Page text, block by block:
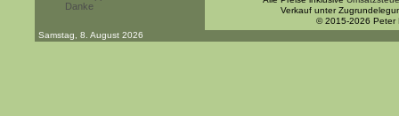
Danke
Verkauf unter
© 2015-2026 Peter
Samstag, 8. August 2026